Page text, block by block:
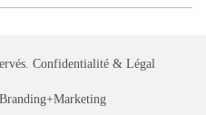
Confidentialité & Légal
Branding+Marketing